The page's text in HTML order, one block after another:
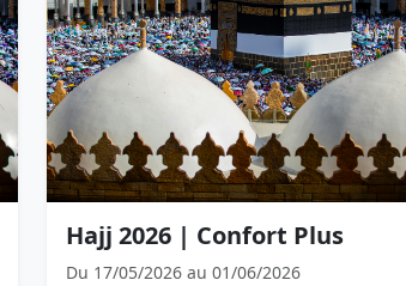
Hajj 2026 | Confort Plus
Du 17/05/2026 au 01/06/2026